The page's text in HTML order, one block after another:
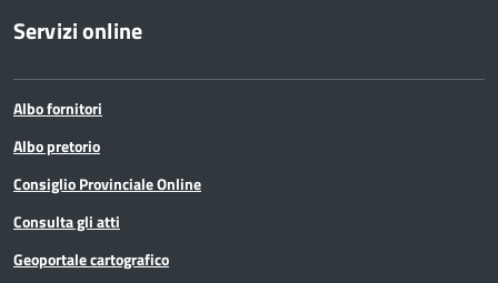
Servizi online
Albo fornitori
Albo pretorio
Consiglio Provinciale Online
Consulta gli atti
Geoportale cartografico